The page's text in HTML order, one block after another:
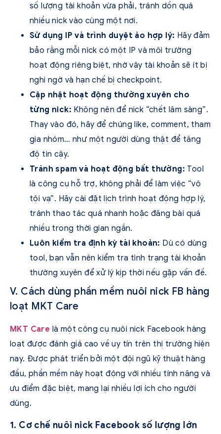
số lượng tài khoản vừa phải, tránh dồn quá
nhiều nick vào cùng một nơi.
Sử dụng IP và trình duyệt ảo hợp lý: Hãy đảm
bảo rằng mỗi nick có một IP và môi trường
hoạt động riêng biệt, nhờ vậy tài khoản sẽ ít bị
nghi ngờ và hạn chế bị checkpoint.
Cập nhật hoạt động thường xuyên cho
từng nick: Không nên để nick “chết lâm sàng”.
Thay vào đó, hãy để chúng like, comment, tham
gia nhóm… như một người dùng thật để tăng
độ tin cậy.
Tránh spam và hoạt động bất thường: Tool
là công cụ hỗ trợ, không phải để làm việc “vô
tội vạ”. Hãy cài đặt lịch trình hoạt động hợp lý,
tránh thao tác quá nhanh hoặc đăng bài quá
nhiều trong thời gian ngắn.
Luôn kiểm tra định kỳ tài khoản: Dù có dùng
tool, bạn vẫn nên kiểm tra tình trạng tài khoản
thường xuyên để xử lý kịp thời nếu gặp vấn đề.
V. Cách dùng phần mềm nuôi nick FB hàng
loạt MKT Care
MKT Care là một công cụ nuôi nick Facebook hàng
loạt được đánh giá cao về uy tín trên thị trường hiện
nay. Được phát triển bởi một đội ngũ kỹ thuật hàng
đầu, phần mềm này hoạt động với nhiều tính năng và
ưu điểm đặc biệt, mang lại nhiều lợi ích cho người
dùng.
1. Cơ chế nuôi nick Facebook số lượng lớn